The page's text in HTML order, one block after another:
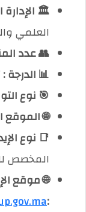
🏛️ الإدارة
العلمي
👥 عدد
📊 الدرجة :
🎯 نوع
🌐 الموقع
📑 نوع
المخصص
🌐 موقع